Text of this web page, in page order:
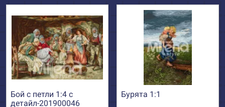
Бой с петли 1:4 с
детайл-201900046
Бурята 1:1